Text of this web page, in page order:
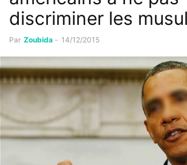
discriminer les
Par Zoubida - 14/12/2015